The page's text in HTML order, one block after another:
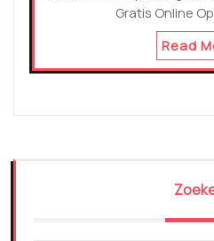
Gratis Online
Read